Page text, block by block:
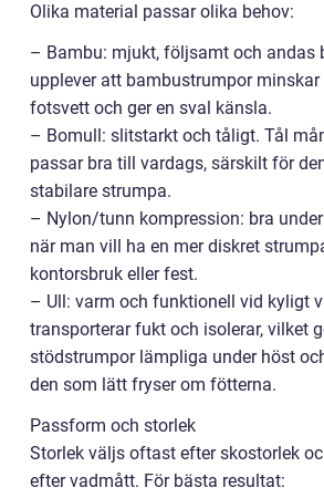
Olika material passar olika behov:
– Bambu: mjukt, följsamt och andas
upplever att bambustrumpor minskar
fotsvett och ger en sval känsla.
– Bomull: slitstarkt och tåligt. Tål
passar bra till vardags, särskilt för
stabilare strumpa.
– Nylon/tunn kompression: bra under
när man vill ha en mer diskret
kontorsbruk eller fest.
– Ull: varm och funktionell vid kyligt
transporterar fukt och isolerar, vilket
stödstrumpor lämpliga under höst
den som lätt fryser om fötterna.
Passform och storlek
Storlek väljs oftast efter skostorlek
efter vadmått. För bästa resultat: